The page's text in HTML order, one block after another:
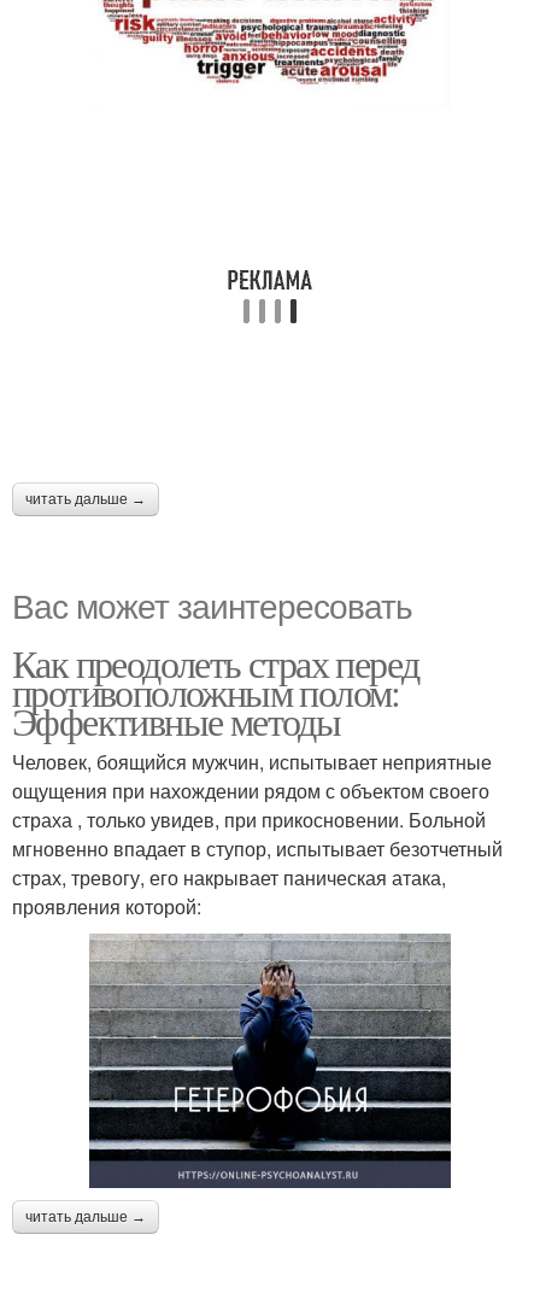
читать дальше →
Вас может заинтересовать
Как преодолеть страх перед
противоположным полом:
Эффективные методы
Человек, боящийся мужчин, испытывает неприятные
ощущения при нахождении рядом с объектом своего
страха , только увидев, при прикосновении. Больной
мгновенно впадает в ступор, испытывает безотчетный
страх, тревогу, его накрывает паническая атака,
проявления которой:
читать дальше →